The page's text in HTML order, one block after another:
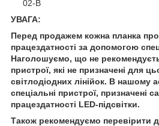
02-B
УВАГА:
Перед продажем кожна планка
працездатності за допомогою
Наголошуємо, що не
пристрої, які не призначені для
світлодіодних лінійок. В нашому
спеціальні пристрої, призначені
працездатності LED-підсвітки.
Також рекомендуємо перевірити